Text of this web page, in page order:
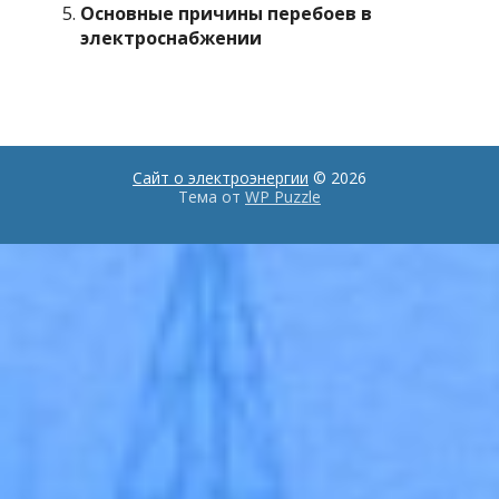
Основные причины перебоев в
электроснабжении
Сайт о электроэнергии © 2026
Тема от WP Puzzle